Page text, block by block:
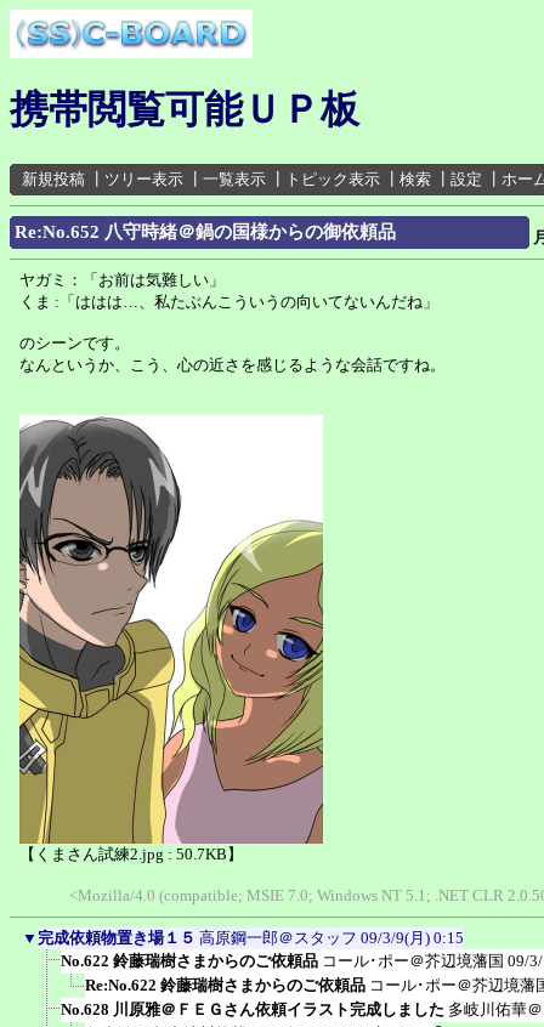
携帯閲覧可能ＵＰ板
新規投稿 ツリー表示 一覧表示 トピック表示 検索 設定 ホー
Re:No.652 八守時緒＠鍋の国様からの御依頼品
ヤガミ：「お前は気難しい」
くま :「ははは…、私たぶんこういうの向いてないんだね」
のシーンです。
なんというか、こう、心の近さを感じるような会話ですね。
【くまさん試練2.jpg : 50.7KB】
<Mozilla/4.0 (compatible; MSIE 7.0; Windows NT 5.1; .NET CLR
▼ 完成依頼物置き場１５ 高原鋼一郎＠スタッフ 09/3/9(月) 0:15
No.622 鈴藤瑞樹さまからのご依頼品 コール･ポー＠芥辺境藩国 09/
Re:No.622 鈴藤瑞樹さまからのご依頼品 コール･ポー＠芥辺境藩
No.628 川原雅＠ＦＥＧさん依頼イラスト完成しました 多岐川佑華